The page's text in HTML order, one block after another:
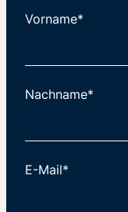
Vorname*
Nachname*
E-Mail*